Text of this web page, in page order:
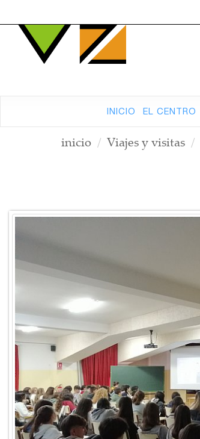
INICIO EL CENTRO
inicio Viajes y visitas